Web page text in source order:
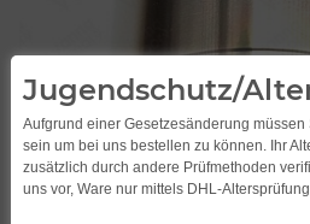
Jugendschutz/
Aufgrund einer Gesetzesänderung
sein um bei uns bestellen zu können. Ihr
zusätzlich durch andere Prüfmethoden
uns vor, Ware nur mittels DHL-